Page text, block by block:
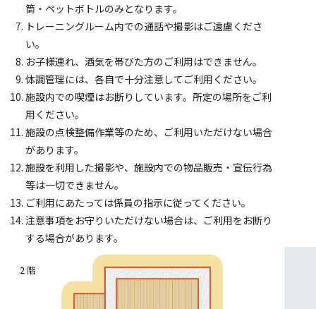
筒・ペットボトルのみとなります。
トレーニングルーム内での通話や撮影はご遠慮くださ
い。
お子様連れ、酒気を帯びた方のご利用はできません。
体調管理には、各自で十分注意してご利用ください。
施設内での喫煙はお断りしています。所定の場所をご利
用ください。
施設の点検整備作業等のため、ご利用いただけない場合
があります。
施設を利用した撮影や、施設内での物品販売・宣伝行為
等は一切できません。
ご利用にあたっては係員の指示に従ってください。
注意事項をお守りいただけない場合は、ご利用をお断り
する場合があります。